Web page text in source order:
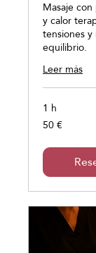
Masaje
y calor
tensiones
equilibrio.
Leer más
1 h
50
euros
50 €